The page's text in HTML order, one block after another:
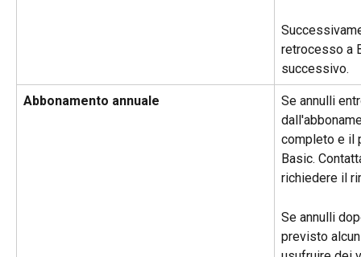
retrocesso a
successivo.
Abbonamento annuale
Se annulli
completo e il
Basic.
richiedere il
Se annulli
previsto